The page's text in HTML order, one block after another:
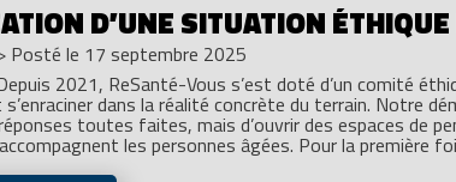
D’UNE SITUATION
Posté le 17 septembre 2025
2021, ReSanté-Vous s’est doté d’un comité
dans la réalité concrète du terrain. Notre
toutes faites, mais d’ouvrir des espaces de
les personnes âgées. Pour la première